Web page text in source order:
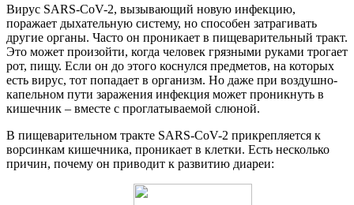
Вирус SARS-CoV-2, вызывающий новую инфекцию,
поражает дыхательную систему, но способен затрагивать
другие органы. Часто он проникает в пищеварительный тракт.
Это может произойти, когда человек грязными руками трогает
рот, пищу. Если он до этого коснулся предметов, на которых
есть вирус, тот попадает в организм. Но даже при воздушно-
капельном пути заражения инфекция может проникнуть в
кишечник – вместе с проглатываемой слюной.
В пищеварительном тракте SARS-CoV-2 прикрепляется к
ворсинкам кишечника, проникает в клетки. Есть несколько
причин, почему он приводит к развитию диареи: